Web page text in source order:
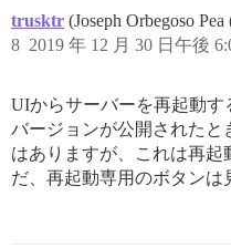
trusktr (Joseph Orbegoso Pea
2019 年 12 月 30 日午後
8
UIからサーバーを再起動
バージョンが公開されたと
はありますが、これは再起
だ、再起動専用のボタンは